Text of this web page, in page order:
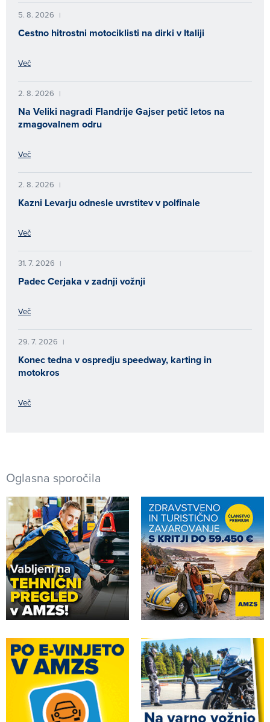
5. 8. 2026 |
Cestno hitrostni motociklisti na dirki v Italiji
Več
2. 8. 2026 |
Na Veliki nagradi Flandrije Gajser petič letos na
zmagovalnem odru
Več
2. 8. 2026 |
Kazni Levarju odnesle uvrstitev v polfinale
Več
31. 7. 2026 |
Padec Cerjaka v zadnji vožnji
Več
29. 7. 2026 |
Konec tedna v ospredju speedway, karting in
motokros
Več
Oglasna sporočila